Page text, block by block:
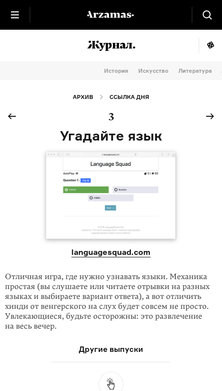
История Искусство Литература
АРХИВ ССЫЛКА ДНЯ
3
Угадайте язык
languagesquad.com
Отличная игра, где нужно узнавать языки. Механика
простая (вы слу­шаете или читаете отрывки на разных
языках и выбираете вариант ответа), а вот отли­чить
хинди от вен­гер­ского на слух будет совсем не просто.
Увлекающиеся, будьте осто­рож­ны: это раз­вле­­че­ние
на весь вечер.
Другие выпуски